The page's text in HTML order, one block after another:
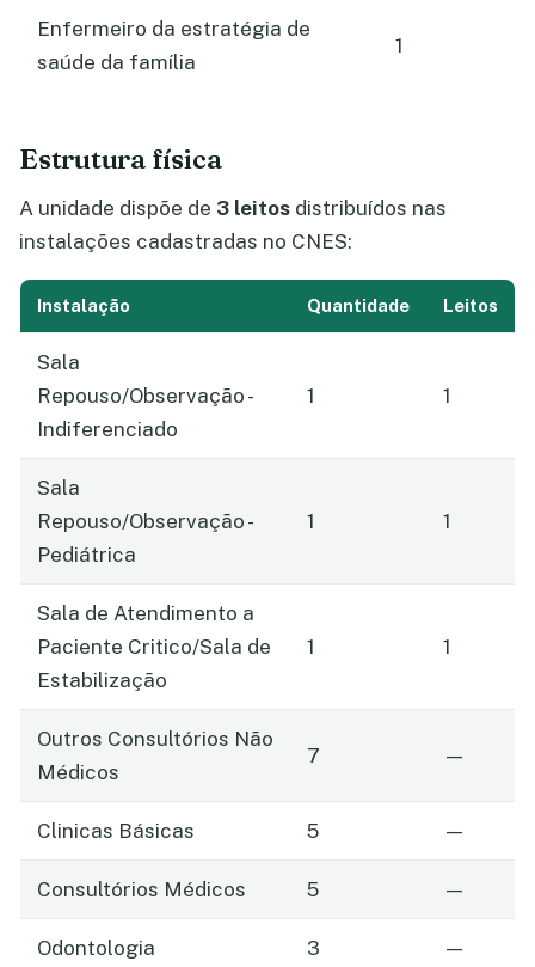
Enfermeiro da estratégia de
saúde da família
1
Estrutura física
A unidade dispõe de 3 leitos distribuídos nas
instalações cadastradas no CNES:
Instalação Quantidade Leitos
Sala
Repouso/Observação -
Indiferenciado
1 1
Sala
Repouso/Observação -
Pediátrica
1 1
Sala de Atendimento a
Paciente Critico/Sala de
Estabilização
1 1
Outros Consultórios Não
Médicos
7 —
Clinicas Básicas 5 —
Consultórios Médicos 5 —
Odontologia 3 —